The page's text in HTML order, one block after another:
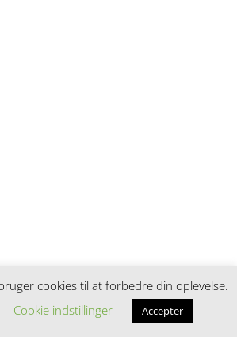
cookies til at forbedre din oplevelse.
Cookie indstillinger Accepter